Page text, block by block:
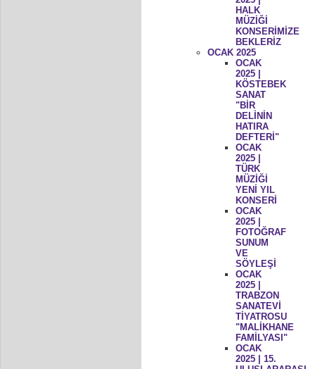
HALK
MÜZİĞİ
KONSERİMİZE
BEKLERİZ
OCAK 2025
OCAK
2025 |
KÖSTEBEK
SANAT
"BİR
DELİNİN
HATIRA
DEFTERİ"
OCAK
2025 |
TÜRK
MÜZİĞİ
YENİ YIL
KONSERİ
OCAK
2025 |
FOTOĞRAF
SUNUM
VE
SÖYLEŞİ
OCAK
2025 |
TRABZON
SANATEVİ
TİYATROSU
"MALİKHANE
FAMİLYASI"
OCAK
2025 | 15.